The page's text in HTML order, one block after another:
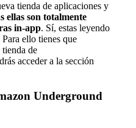
tienda de aplicaciones y
ellas son totalmente
in-app. Sí, estas leyendo
ello tienes que
de
acceder a la sección
Underground